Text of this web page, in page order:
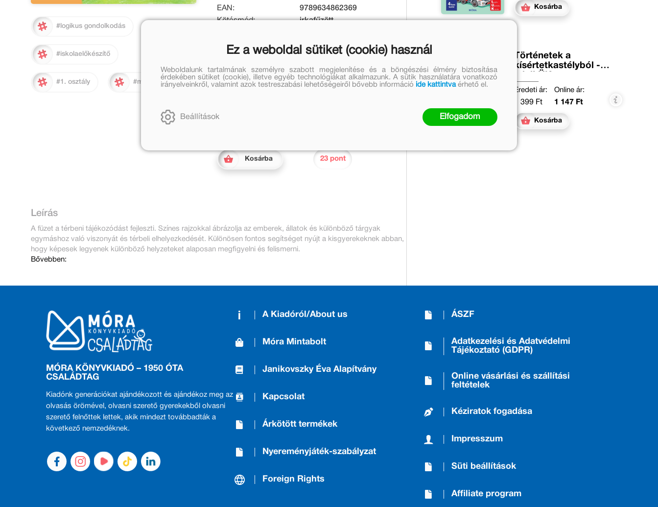
#logikus gondolkodás
#iskolaelőkészítő
#1. osztály #mini lük
EAN:
9789634862369
Kötésmód:
irkafűzött
Tömeg [g]:
85
Eredeti ár:
1 399 Ft
Online ár:
1 147 Ft
Kosárba 23 pont
Leírás
A füzet a térbeni tájékozódást fejleszti. Színes rajzokkal ábrázolja az emberek, állatok és különböző tárgyak
egymáshoz való viszonyát és térbeli elhelyezkedését. Különösen fontos segítséget nyújt a kisgyerekeknek abban,
hogy képesek legyenek különböző helyzeteket alaposan megfigyelni és felismerni.
Bővebben:
Kosárba
Történetek a
kísértetkastélyból -
Eredeti ár:
1 399 Ft
Online ár:
1 147 Ft
Kosárba
MÓRA KÖNYVKIADÓ – 1950 ÓTA
CSALÁDTAG
Kiadónk generációkat ajándékozott és ajándékoz meg az
olvasás örömével, olvasni szerető gyerekekből olvasni
szerető felnőttek lettek, akik mindezt továbbadták a
következő nemzedéknek.
A Kiadóról/About us
Móra Mintabolt
Janikovszky Éva Alapítvány
Kapcsolat
Árkötött termékek
Nyereményjáték-szabályzat
Foreign Rights
ÁSZF
Adatkezelési és Adatvédelmi
Tájékoztató (GDPR)
Online vásárlási és szállítási
feltételek
Kéziratok fogadása
Impresszum
Süti beállítások
Affiliate program
Ez a weboldal sütiket (cookie) használ
Weboldalunk tartalmának személyre szabott megjelenítése és a böngészési élmény biztosítása
érdekében sütiket (cookie), illetve egyéb technológiákat alkalmazunk. A sütik használatára vonatkozó
irányelveinkről, valamint azok testreszabási lehetőségeiről bővebb információ ide kattintvaérhető el.
Beállítások Elfogadom